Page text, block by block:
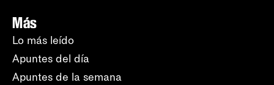
Más
Lo más leído
Apuntes del día
Apuntes de la semana